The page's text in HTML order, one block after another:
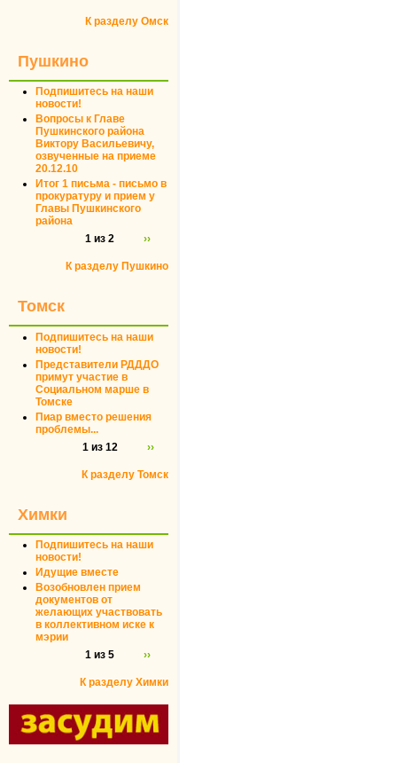
К разделу Омск
Пушкино
Подпишитесь на наши
новости!
Вопросы к Главе
Пушкинского района
Виктору Васильевичу,
озвученные на приеме
20.12.10
Итог 1 письма - письмо в
прокуратуру и прием у
Главы Пушкинского
района
1 из 2
››
К разделу Пушкино
Томск
Подпишитесь на наши
новости!
Представители РДДДО
примут участие в
Социальном марше в
Томске
Пиар вместо решения
проблемы...
1 из 12
››
К разделу Томск
Химки
Подпишитесь на наши
новости!
Идущие вместе
Возобновлен прием
документов от
желающих участвовать
в коллективном иске к
мэрии
1 из 5
››
К разделу Химки